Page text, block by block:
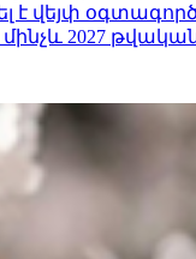
է վեյփ
մինչև 2027